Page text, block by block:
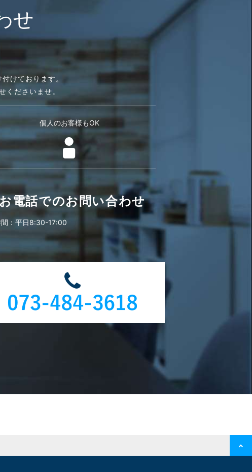
せ
けております。
くださいませ。
個人のお客様もOK
お電話でのお問い合わせ
間：平日8:30-17:00